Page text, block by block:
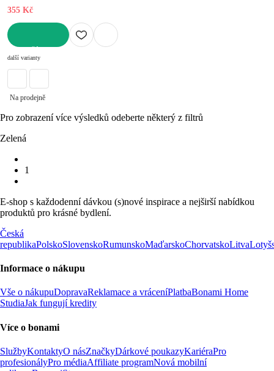
355 Kč
další varianty
Na prodejně
Pro zobrazení více výsledků odeberte některý z filtrů
Zelená
1
E-shop s každodenní dávkou (s)nové inspirace a nejširší nabídkou
produktů pro krásné bydlení.
Česká
republikaPolskoSlovenskoRumunskoMaďarskoChorvatskoLitva
Informace o nákupu
Vše o nákupuDopravaReklamace a vráceníPlatbaBonami Home
StudiaJak fungují kredity
Více o bonami
SlužbyKontaktyO násZnačkyDárkové poukazyKariéraPro
profesionályPro médiaAffiliate programNová mobilní